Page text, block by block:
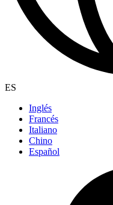
ES
Inglés
Francés
Italiano
Chino
Español